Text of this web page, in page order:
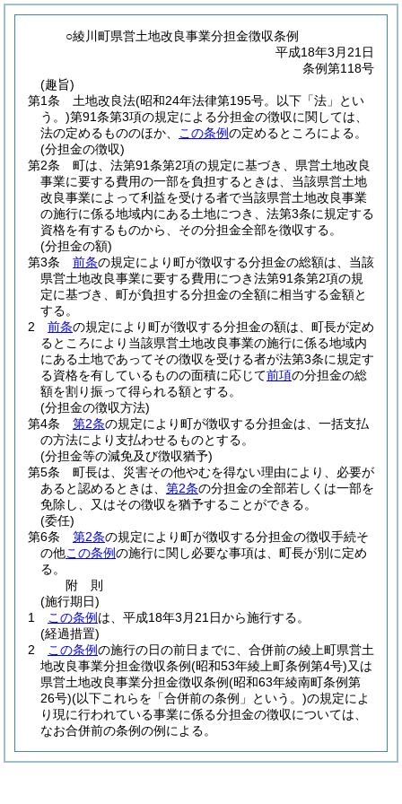
○綾川町県営土地改良事業分担金徴収条例
平成18年3月21日
条例第118号
(趣旨)
第1条
土地改良法(昭和24年法律第195号。以下「法」とい
う。)第91条第3項の規定による分担金の徴収に関しては、
法の定めるもののほか、
この条例の定めるところによる。
(分担金の徴収)
第2条
町は、法第91条第2項の規定に基づき、県営土地改良
事業に要する費用の一部を負担するときは、当該県営土地
改良事業によって利益を受ける者で当該県営土地改良事業
の施行に係る地域内にある土地につき、法第3条に規定する
資格を有するものから、その分担金全部を徴収する。
(分担金の額)
第3条
前条の規定により町が徴収する分担金の総額は、当該
県営土地改良事業に要する費用につき法第91条第2項の規
定に基づき、町が負担する分担金の全額に相当する金額と
する。
2
前条の規定により町が徴収する分担金の額は、町長が定め
るところにより当該県営土地改良事業の施行に係る地域内
にある土地であってその徴収を受ける者が法第3条に規定す
る資格を有しているものの面積に応じて前項の分担金の総
額を割り振って得られる額とする。
(分担金の徴収方法)
第4条
第2条の規定により町が徴収する分担金は、一括支払
の方法により支払わせるものとする。
(分担金等の減免及び徴収猶予)
第5条
町長は、災害その他やむを得ない理由により、必要が
あると認めるときは、 第2条の分担金の全部若しくは一部を
免除し、又はその徴収を猶予することができる。
(委任)
第6条
第2条の規定により町が徴収する分担金の徴収手続そ
の他この条例の施行に関し必要な事項は、町長が別に定め
る。
附 則
(施行期日)
1
この条例 は、平成18年3月21日から施行する。
(経過措置)
2
この条例の施行の日の前日までに、合併前の綾上町県営土
地改良事業分担金徴収条例(昭和53年綾上町条例第4号)又は
県営土地改良事業分担金徴収条例(昭和63年綾南町条例第
26号)(以下これらを「合併前の条例」という。)の規定によ
り現に行われている事業に係る分担金の徴収については、
なお合併前の条例の例による。